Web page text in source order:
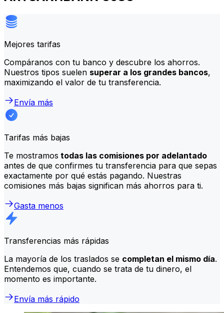
Mejores tarifas
Compáranos con tu banco y descubre los ahorros.
Nuestros tipos suelen superar a los grandes bancos,
maximizando el valor de tu transferencia.
Envía más
Tarifas más bajas
Te mostramos todas las comisiones por adelantado
antes de que confirmes tu transferencia para que sepas
exactamente por qué estás pagando. Nuestras
comisiones más bajas significan más ahorros para ti.
Gasta menos
Transferencias más rápidas
La mayoría de los traslados se completan el mismo día.
Entendemos que, cuando se trata de tu dinero, el
momento es importante.
Envía más rápido